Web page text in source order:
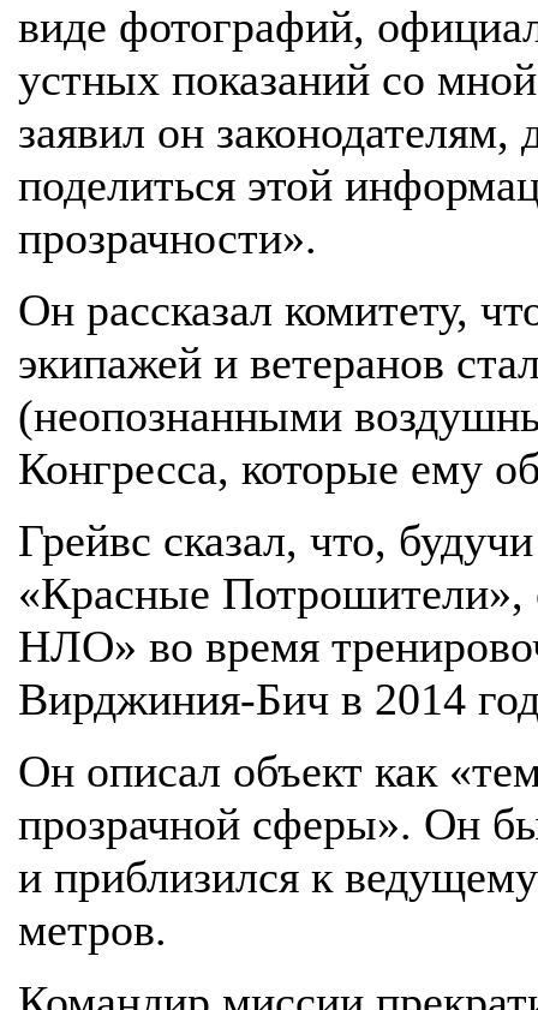
виде фотографий,
устных показаний со
заявил он законодателям,
поделиться этой
прозрачности».
Он рассказал комитету,
экипажей и ветеранов
(неопознанными
Конгресса, которые ему
Грейвс сказал, что,
«Красные Потрошители»,
НЛО» во время
Вирджиния-Бич в 2014
Он описал объект как
прозрачной сферы». Он
и приблизился к
метров.